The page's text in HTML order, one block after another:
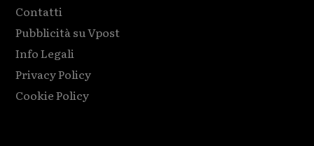
Contatti
Pubblicità su Vpost
Info Legali
Privacy Policy
Cookie Policy